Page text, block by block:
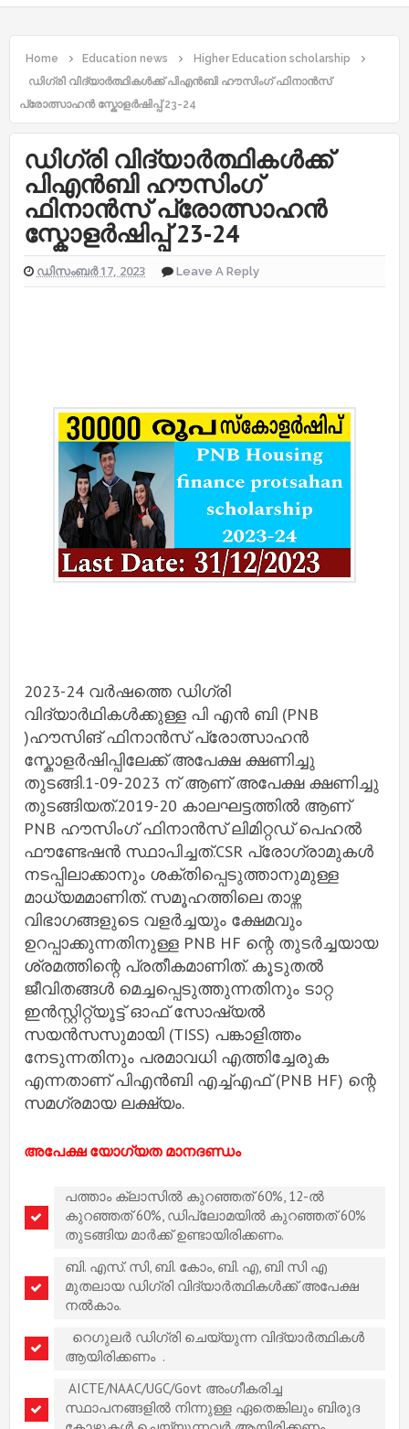
Home Education news
Higher Education scholarship
ഡിഗ്രി വിദ്യാർത്ഥികൾക്ക് പിഎൻബി ഹൗസിംഗ് ഫിനാൻസ്
പ്രോത്സാഹൻ സ്കോളർഷിപ്പ് 23-24
ഡിഗ്രി വിദ്യാർത്ഥികൾക്ക്
പിഎൻബി ഹൗസിംഗ്
ഫിനാൻസ് പ്രോത്സാഹൻ
സ്കോളർഷിപ്പ് 23-24
ഡിസംബർ 17, 2023 Leave A Reply
2023-24 വർഷത്തെ ഡിഗ്രി
വിദ്യാർഥികൾക്കുള്ള പി എൻ ബി (PNB
)ഹൗസിങ് ഫിനാൻസ് പ്രോത്സാഹൻ
സ്കോളർഷിപ്പിലേക്ക് അപേക്ഷ ക്ഷണിച്ചു
തുടങ്ങി.1-09-2023 ന് ആണ് അപേക്ഷ ക്ഷണിച്ചു
തുടങ്ങിയത്.2019-20 കാലഘട്ടത്തിൽ ആണ്
PNB ഹൗസിംഗ് ഫിനാൻസ് ലിമിറ്റഡ് പെഹൽ
ഫൗണ്ടേഷൻ സ്ഥാപിച്ചത്.CSR പ്രോഗ്രാമുകൾ
നടപ്പിലാക്കാനും ശക്തിപ്പെടുത്താനുമുള്ള
മാധ്യമമാണിത്. സമൂഹത്തിലെ താഴ്ന്ന
വിഭാഗങ്ങളുടെ വളർച്ചയും ക്ഷേമവും
ഉറപ്പാക്കുന്നതിനുള്ള PNB HF ന്റെ തുടർച്ചയായ
ശ്രമത്തിന്റെ പ്രതീകമാണിത്. കൂടുതൽ
ജീവിതങ്ങൾ മെച്ചപ്പെടുത്തുന്നതിനും ടാറ്റ
ഇൻസ്റ്റിറ്റ്യൂട്ട് ഓഫ് സോഷ്യൽ
സയൻസസുമായി (TISS) പങ്കാളിത്തം
നേടുന്നതിനും പരമാവധി എത്തിച്ചേരുക
എന്നതാണ് പിഎൻബി എച്ച്എഫ് (PNB HF) ന്റെ
സമഗ്രമായ ലക്ഷ്യം.
അപേക്ഷ യോഗ്യത മാനദണ്ഡം
പത്താം ക്ലാസിൽ കുറഞ്ഞത് 60%, 12-ൽ
കുറഞ്ഞത് 60%, ഡിപ്ലോമയിൽ കുറഞ്ഞത് 60%
തുടങ്ങിയ മാർക്ക്‌ ഉണ്ടായിരിക്കണം.
ബി. എസ്‌. സി, ബി. കോം, ബി. എ, ബി സി എ
മുതലായ ഡിഗ്രി വിദ്യാർത്ഥികൾക്ക് അപേക്ഷ
നൽകാം.
റെഗുലർ ഡിഗ്രി ചെയ്യുന്ന വിദ്യാർത്ഥികൾ
ആയിരിക്കണം .
AICTE/NAAC/UGC/Govt അംഗീകരിച്ച
സ്ഥാപനങ്ങളിൽ നിന്നുള്ള ഏതെങ്കിലും ബിരുദ